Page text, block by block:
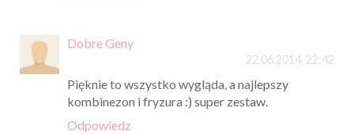
Dobre Geny
22.06.2014, 22:42
Pięknie to wszystko wygląda, a najlepszy
kombinezon i fryzura :) super zestaw.
Odpowiedz